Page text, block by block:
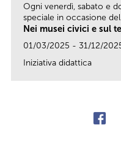
Ogni venerdì, sabato e
speciale in occasione
Nei musei civici e sul
01/03/2025 - 31/12/
Iniziativa didattica